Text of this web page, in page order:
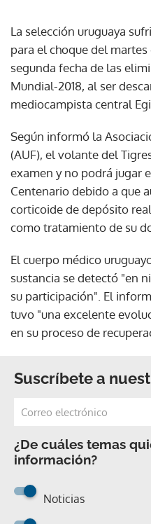
La selección uruguaya
para el choque del
segunda fecha de las
Mundial-2018, al ser
mediocampista central
Según informó la
(AUF), el volante del
examen y no podrá jugar
Centenario debido a que
corticoide de depósito
como tratamiento de su
El cuerpo médico
sustancia se detectó "en
su participación". El
tuvo "una excelente
en su proceso de
Suscríbete a
¿De cuáles temas
información?
Noticias